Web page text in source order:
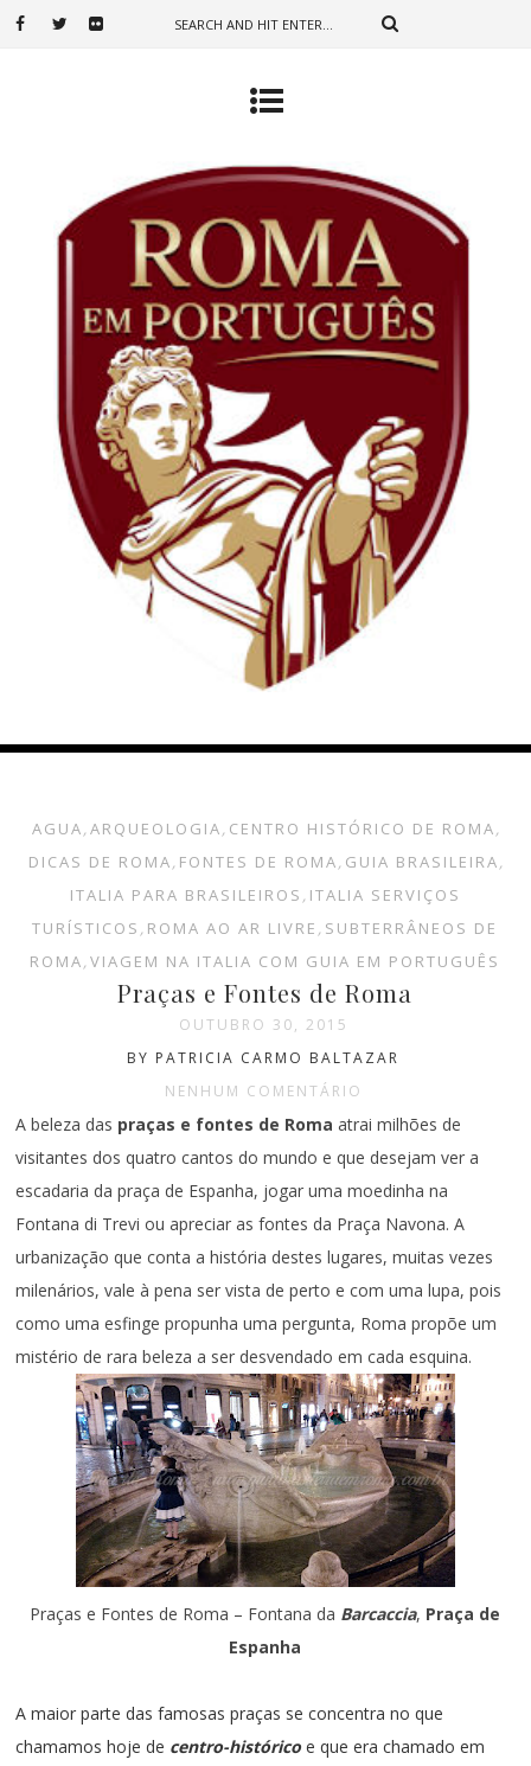
AGUA, ARQUEOLOGIA, CENTRO HISTÓRICO DE ROMA,
DICAS DE ROMA, FONTES DE ROMA, GUIA BRASILEIRA,
ITALIA PARA BRASILEIROS , ITALIA SERVIÇOS
TURÍSTICOS , ROMA AO AR LIVRE , SUBTERRÂNEOS DE
ROMA,VIAGEM NA ITALIA COM GUIA EM PORTUGUÊS
Praças e Fontes de Roma
OUTUBRO 30, 2015
BY PATRICIA CARMO BALTAZAR
NENHUM COMENTÁRIO
A beleza das praças e fontes de Roma atrai milhões de
visitantes dos quatro cantos do mundo e que desejam ver a
escadaria da praça de Espanha, jogar uma moedinha na
Fontana di Trevi ou apreciar as fontes da Praça Navona. A
urbanização que conta a história destes lugares, muitas vezes
milenários, vale à pena ser vista de perto e com uma lupa, pois
como uma esfinge propunha uma pergunta, Roma propõe um
mistério de rara beleza a ser desvendado em cada esquina.
Praças e Fontes de Roma – Fontana da Barcaccia, Praça de
Espanha
A maior parte das famosas praças se concentra no que
chamamos hoje de centro-históricoe que era chamado em